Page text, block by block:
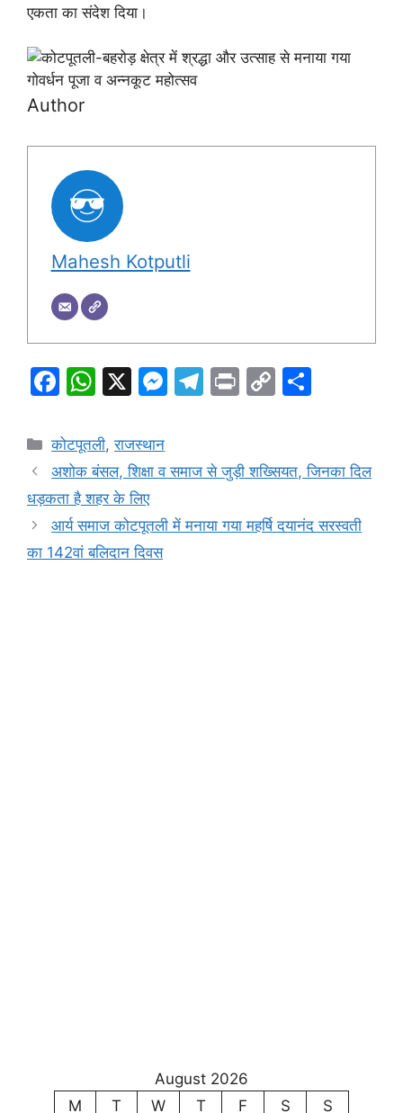
एकता का संदेश दिया।
Author
Mahesh Kotputli
F
c
e
b
o
o
W
at
s
A
p
p
X
M
s
n
T
gr
m
Pr C
y
n
e
Categories
कोटपूतली,राजस्थान
अशोक बंसल, शिक्षा व समाज से जुड़ी शख्सियत, जिनका दिल
धड़कता है शहर के लिए
आर्य समाज कोटपूतली में मनाया गया महर्षि दयानंद सरस्वती
का 142वां बलिदान दिवस
August 2026
M
T W T F S
S